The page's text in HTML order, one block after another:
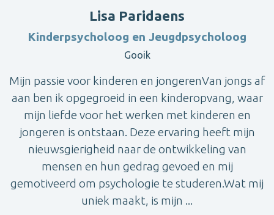
Lisa Paridaens
Kinderpsycholoog en Jeugdpsycholoog
Gooik
Mijn passie voor kinderen en jongerenVan jongs af
aan ben ik opgegroeid in een kinderopvang, waar
mijn liefde voor het werken met kinderen en
jongeren is ontstaan. Deze ervaring heeft mijn
nieuwsgierigheid naar de ontwikkeling van
mensen en hun gedrag gevoed en mij
gemotiveerd om psychologie te studeren.Wat mij
uniek maakt, is mijn ...